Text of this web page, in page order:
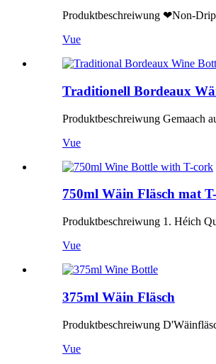
Produktbeschreiwung ❤Non-Drip
Vue
Traditionell Bordeaux
Produktbeschreiwung Gemaach
Vue
750ml Wäin Fläsch mat
Produktbeschreiwung 1. Héich
Vue
375ml Wäin Fläsch
Produktbeschreiwung
Vue